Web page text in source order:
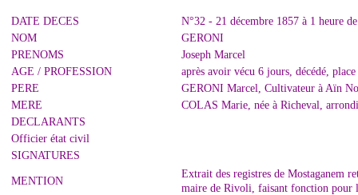
DATE DECES
N°32 - 21 décembre 1857 à 1 heure
NOM
GERONI
PRENOMS
Joseph Marcel
AGE / PROFESSION
après avoir vécu 6 jours, décédé,
PERE
GERONI Marcel, Cultivateur à Aïn
MERE
COLAS Marie, née à Richeval,
DECLARANTS
Officier état civil
SIGNATURES
MENTION
Extrait des registres de Mostaganem
maire de Rivoli, faisant fonction pour